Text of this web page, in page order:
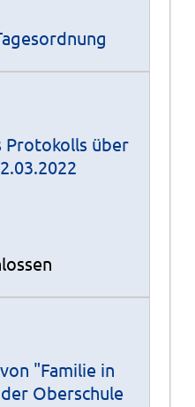
Protokolls über
"Familie in
Oberschule